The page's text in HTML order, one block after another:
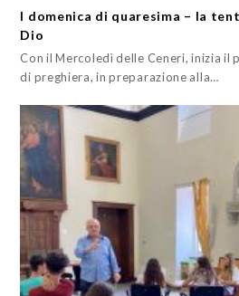
I domenica di quaresima – la
Dio
Con il Mercoledì delle Ceneri, inizia il
di preghiera, in preparazione alla…